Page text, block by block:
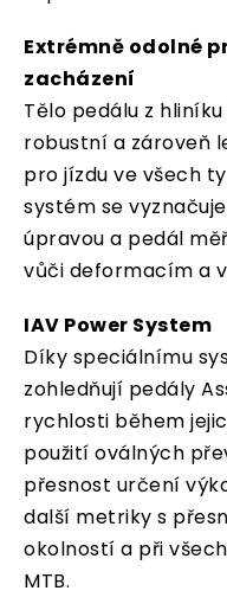
Extrémně odolné
zacházení
Tělo pedálu z
robustní a zároveň
pro jízdu ve všech
systém se
úpravou a pedál
vůči deformacím a
IAV Power System
Díky speciálnímu
zohledňují pedály
rychlosti během
použití oválných
přesnost určení
další metriky s
okolností a při
MTB.